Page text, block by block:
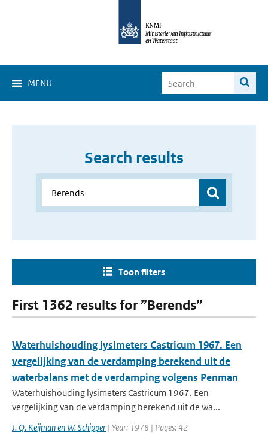
MENU
Search results
Toon filters
First 1362 results for ”Berends”
Waterhuishouding lysimeters Castricum 1967. Een
vergelijking van de verdamping berekend uit de
waterbalans met de verdamping volgens Penman
Waterhuishouding lysimeters Castricum 1967. Een
vergelijking van de verdamping berekend uit de wa...
J. Q. Keijman en W. Schipper | Year: 1978 | Pages: 42